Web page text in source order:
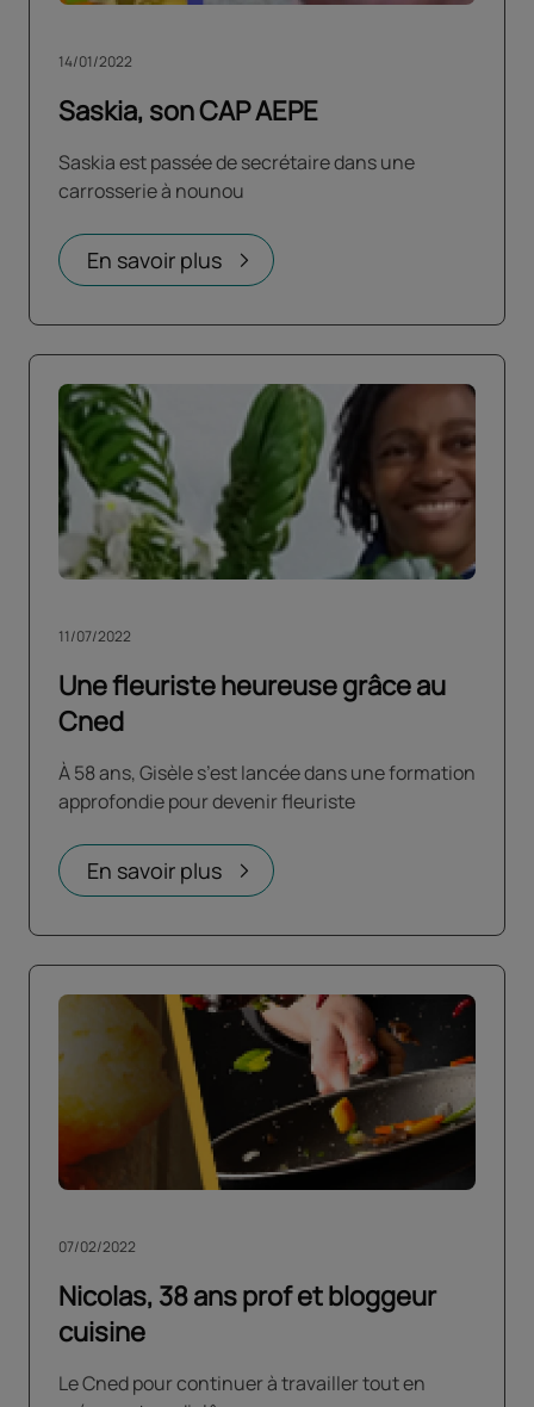
Saskia, son CAP AEPE
14/01/2022
Saskia est passée de secrétaire dans une
carrosserie à nounou
En savoir plus
Une fleuriste heureuse grâce au
Cned
11/07/2022
À 58 ans, Gisèle s’est lancée dans une formation
approfondie pour devenir fleuriste
En savoir plus
Nicolas, 38 ans prof et bloggeur
cuisine
07/02/2022
Le Cned pour continuer à travailler tout en